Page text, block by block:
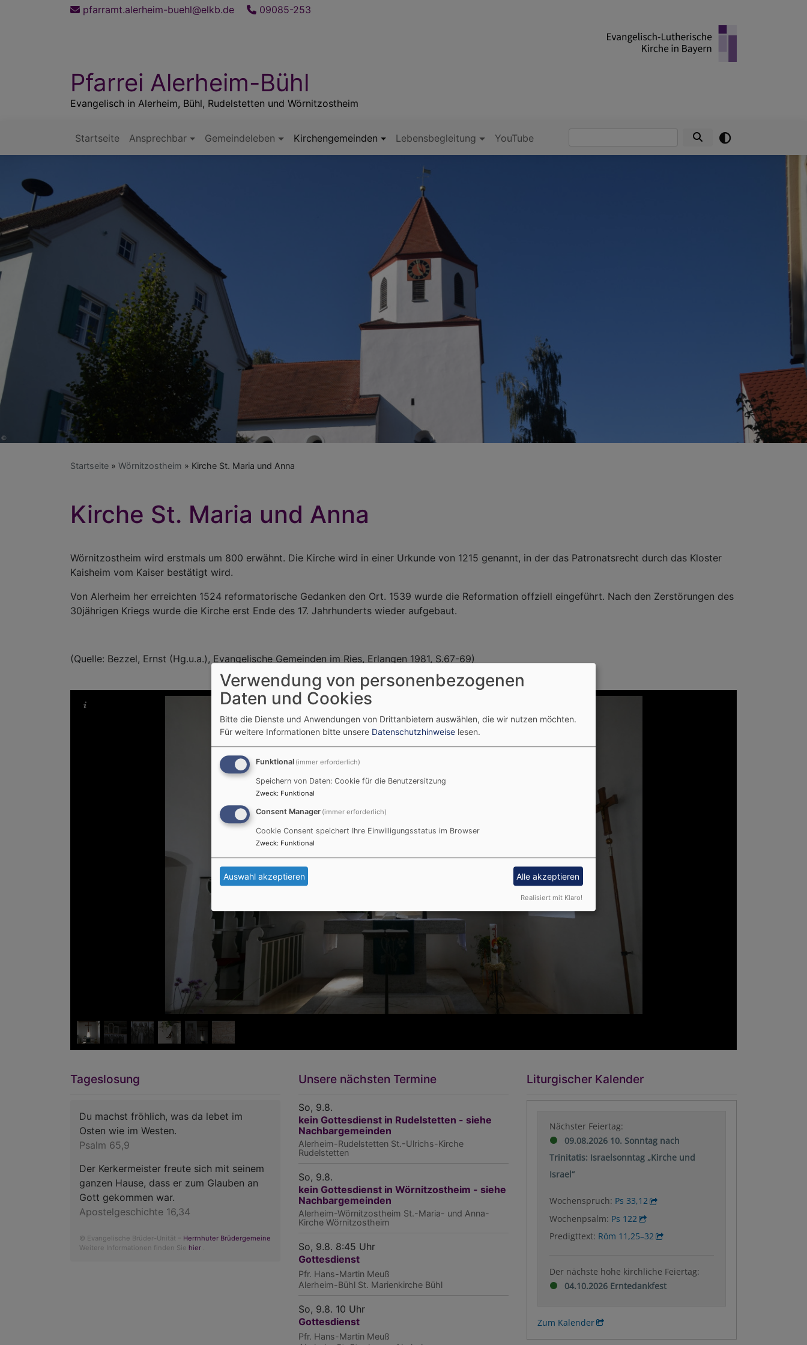
pfarramt.alerheim-buehl@elkb.de 09085-253
Pfarrei Alerheim-Bühl
Evangelisch in Alerheim, Bühl, Rudelstetten und Wörnitzostheim
Hauptnavigation
Startseite Ansprechbar Gemeindeleben Kirchengemeinden Lebensbegleitung YouTube
Startseite Wörnitzostheim Kirche St. Maria und Anna
Kirche St. Maria und Anna
Wörnitzostheim wird erstmals um 800 erwähnt. Die Kirche wird in einer Urkunde von 1215 genannt, in der das Patronatsrecht durch das Kloster
Kaisheim vom Kaiser bestätigt wird.
Von Alerheim her erreichten 1524 reformatorische Gedanken den Ort. 1539 wurde die Reformation offziell eingeführt. Nach den Zerstörungen des
30jährigen Kriegs wurde die Kirche erst Ende des 17. Jahrhunderts wieder aufgebaut.
(Quelle: Bezzel, Ernst (Hg.u.a.), Evangelische Gemeinden im Ries, Erlangen 1981, S.67-69)
Tageslosung
Du machst fröhlich, was da lebet im
Osten wie im Westen.
Psalm 65,9
Der Kerkermeister freute sich mit seinem
ganzen Hause, dass er zum Glauben an
Gott gekommen war.
Apostelgeschichte 16,34
© Evangelische Brüder-Unität – Herrnhuter Brüdergemeine
Weitere Informationen finden Sie hier .
Unsere nächsten Termine
So, 9.8.
kein Gottesdienst in Rudelstetten - siehe
Nachbargemeinden
Alerheim-Rudelstetten St.-Ulrichs-Kirche
Rudelstetten
So, 9.8.
kein Gottesdienst in Wörnitzostheim - siehe
Nachbargemeinden
Alerheim-Wörnitzostheim St.-Maria- und Anna-
Kirche Wörnitzostheim
So, 9.8. 8:45 Uhr
Gottesdienst
Pfr. Hans-Martin Meuß
Alerheim-Bühl St. Marienkirche Bühl
So, 9.8. 10 Uhr
Gottesdienst
Pfr. Hans-Martin Meuß
Liturgischer Kalender
Nächster Feiertag:
09.08.2026 10. Sonntag nach
Trinitatis: Israelsonntag „Kirche und
Israel“
Wochenspruch: Ps 33,12
Wochenpsalm: Ps 122
Predigttext: Röm 11,25–32
Der nächste hohe kirchliche Feiertag:
04.10.2026 Erntedankfest
Zum Kalender
Verwendung von personenbezogenen
Daten und Cookies
Bitte die Dienste und Anwendungen von Drittanbietern auswählen, die wir nutzen möchten.
Für weitere Informationen bitte unsere Datenschutzhinweise lesen.
Funktional (immer erforderlich)
Speichern von Daten: Cookie für die Benutzersitzung
Zweck: Funktional
Consent Manager (immer erforderlich)
Cookie Consent speichert Ihre Einwilligungsstatus im Browser
Zweck: Funktional
Auswahl akzeptieren Alle akzeptieren
Realisiert mit Klaro!